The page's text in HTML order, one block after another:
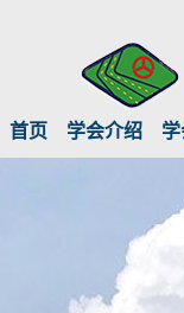
首页 学会介绍